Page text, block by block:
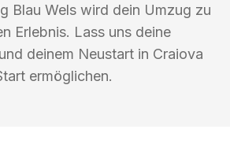
Blau Wels wird dein Umzug zu
Erlebnis. Lass uns deine
deinem Neustart in Craiova
ermöglichen.